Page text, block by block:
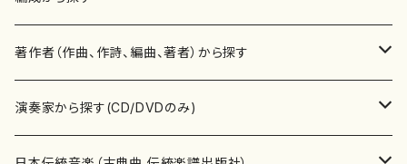
書籍
書籍
テキストブック
CD・DVD
邦楽器
箏・琴（ソロ）
箏・琴（合奏）
合唱
混声合唱
著作者（作曲、作詩、編曲、著者）から探す
あ行
青木省三(アオキ ショウゾウ)
演奏家から探す(CD/DVDのみ)